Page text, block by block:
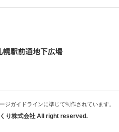
ジガイドラインに準じて制作されています。
り株式会社 All right reserved.